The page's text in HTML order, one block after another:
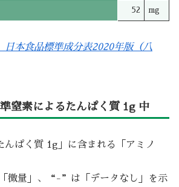
52 mg
本食品標準成分表2020年版（八
準窒素によるたんぱく質 1g 中
んぱく質 1g」に含まれる「アミノ
量」、“-”は「データなし」を示